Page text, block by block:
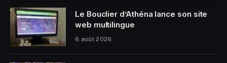
Le Bouclier d’Athéna lance son site
web multilingue
6 août 2026